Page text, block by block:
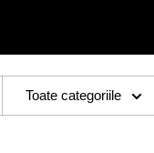
Toate categoriile